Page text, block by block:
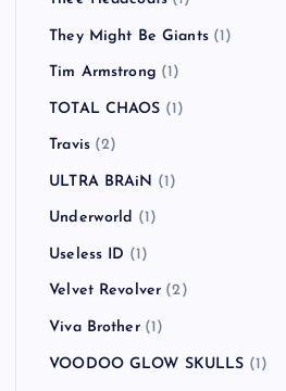
They Might Be Giants(1)
Tim Armstrong (1)
TOTAL CHAOS (1)
Travis(2)
ULTRA BRAiN (1)
Underworld (1)
Useless ID (1)
Velvet Revolver (2)
Viva Brother(1)
VOODOO GLOW SKULLS (1)